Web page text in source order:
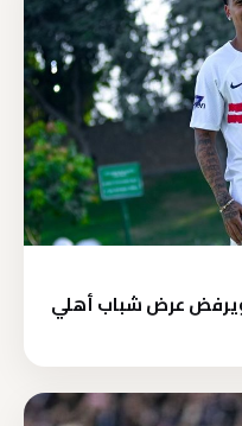
ويرفض عرض شباب أهلي